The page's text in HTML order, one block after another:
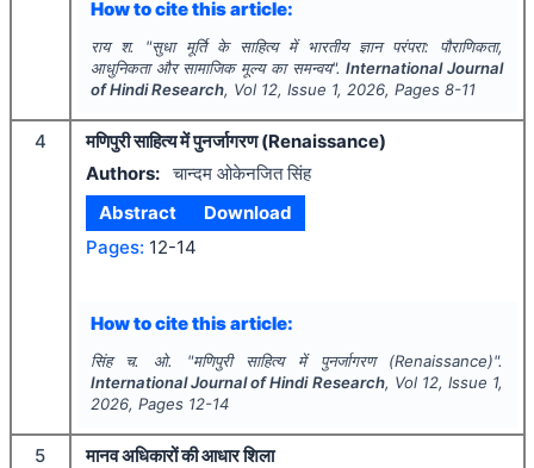
How to cite this article:
राय श. "सुधा मूर्ति के साहित्य में भारतीय ज्ञान परंपरा: पौराणिकता,
आधुनिकता और सामाजिक मूल्य का समन्वय".International Journal
of Hindi Research, Vol 12, Issue 1, 2026, Pages 8-11
4
मणिपुरी साहित्य में पुनर्जागरण (Renaissance)
Authors: चान्दम ओकेनजित सिंह
Abstract
Download
Pages: 12-14
How to cite this article:
सिंह च. ओ. "मणिपुरी साहित्य में पुनर्जागरण (Renaissance)".
International Journal of Hindi Research, Vol 12, Issue 1,
2026, Pages 12-14
5
मानव अधिकारों की आधार शिला